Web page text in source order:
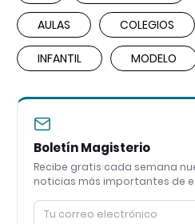
AULAS COLEGIOS
INFANTIL MODELO
Boletín Magisterio
Recibe gratis cada semana
noticias más importantes de